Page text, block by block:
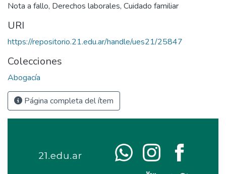
Nota a fallo, Derechos laborales, Cuidado familiar
URI
https://repositorio.21.edu.ar/handle/ues21/25847
Colecciones
Abogacía
Página completa del ítem